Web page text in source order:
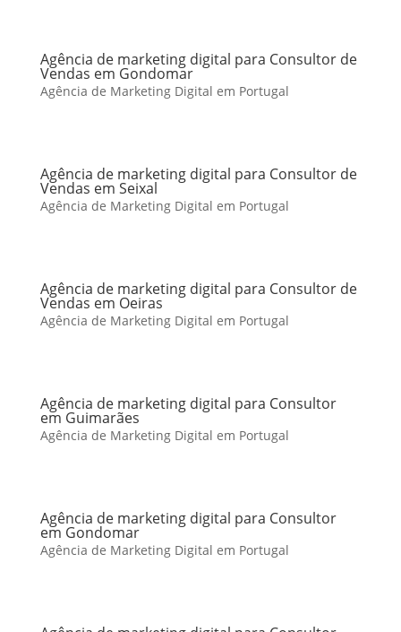
Agência de marketing digital para Consultor de
Vendas em Gondomar
Agência de Marketing Digital em Portugal
Agência de marketing digital para Consultor de
Vendas em Seixal
Agência de Marketing Digital em Portugal
Agência de marketing digital para Consultor de
Vendas em Oeiras
Agência de Marketing Digital em Portugal
Agência de marketing digital para Consultor
em Guimarães
Agência de Marketing Digital em Portugal
Agência de marketing digital para Consultor
em Gondomar
Agência de Marketing Digital em Portugal